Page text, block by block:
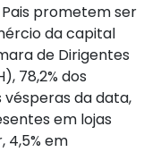
prometem ser
da capital
de Dirigentes
78,2% dos
da data,
em lojas
4,5% em